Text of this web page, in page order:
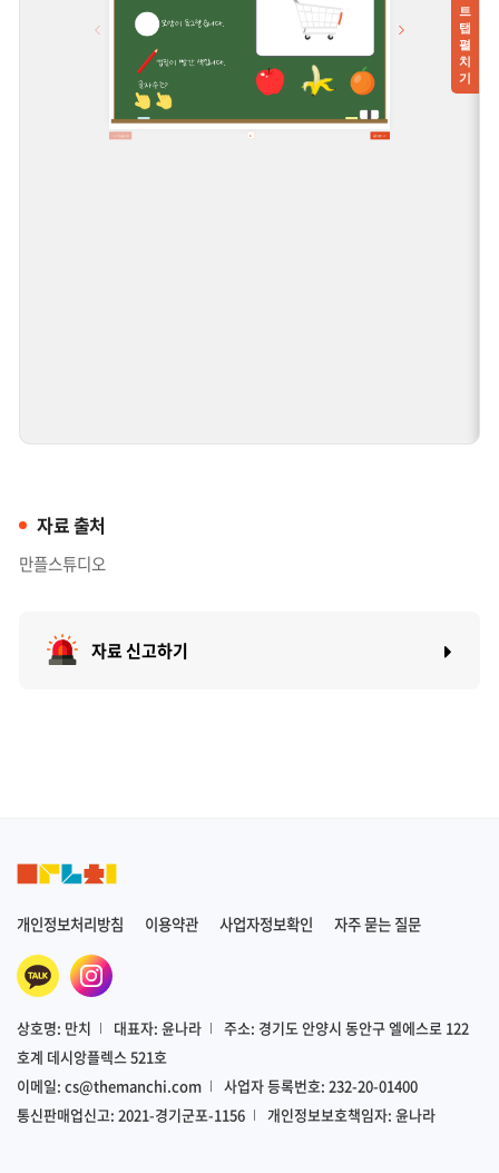
자료 출처
만플스튜디오
자료 신고하기
개인정보처리방침 이용약관 사업자정보확인 자주 묻는 질문
상호명: 만치 대표자: 윤나라
주소: 경기도 안양시 동안구 엘에스로 122
호계 데시앙플렉스 521호
이메일: cs@themanchi.com
사업자 등록번호: 232-20-01400
통신판매업신고: 2021-경기군포-1156
개인정보보호책임자: 윤나라